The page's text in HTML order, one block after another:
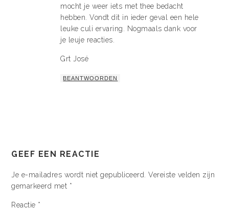
mocht je weer iets met thee bedacht
hebben. Vondt dit in ieder geval een hele
leuke culi ervaring. Nogmaals dank voor
je leuje reacties.
Grt José
BEANTWOORDEN
GEEF EEN REACTIE
Je e-mailadres wordt niet gepubliceerd. Vereiste velden zijn
gemarkeerd met *
Reactie *